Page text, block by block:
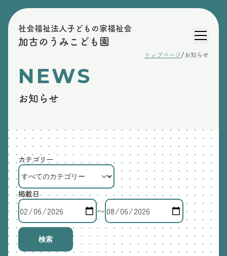
社会福祉法人子どもの家福祉会
加古のうみこども園
トップページ/ お知らせ
NEWS
お知らせ
カテゴリー
掲載日
〜
検索